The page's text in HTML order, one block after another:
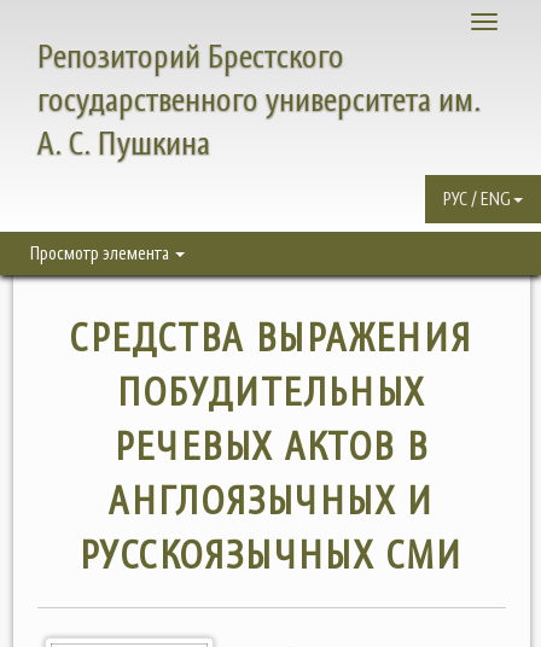
Toggle
Репозиторий Брестского
государственного университета им.
А. С. Пушкина
РУС / ENG
Просмотр элемента
СРЕДСТВА ВЫРАЖЕНИЯ
ПОБУДИТЕЛЬНЫХ
РЕЧЕВЫХ АКТОВ В
АНГЛОЯЗЫЧНЫХ И
РУССКОЯЗЫЧНЫХ СМИ